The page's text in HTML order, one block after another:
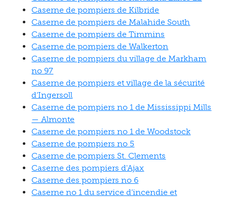
Caserne de pompiers de Kilbride
Caserne de pompiers de Malahide South
Caserne de pompiers de Timmins
Caserne de pompiers de Walkerton
Caserne de pompiers du village de Markham
no 97
Caserne de pompiers et village de la sécurité
d’Ingersoll
Caserne de pompiers no 1 de Mississippi Mills
— Almonte
Caserne de pompiers no 1 de Woodstock
Caserne de pompiers no 5
Caserne de pompiers St. Clements
Caserne des pompiers d'Ajax
Caserne des pompiers no 6
Caserne no 1 du service d’incendie et